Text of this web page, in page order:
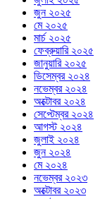
জুন ২০২৫
মে ২০২৫
মার্চ ২০২৫
ফেব্রুয়ারি ২০২৫
জানুয়ারি ২০২৫
ডিসেম্বর ২০২৪
নভেম্বর ২০২৪
অক্টোবর ২০২৪
সেপ্টেম্বর ২০২৪
আগস্ট ২০২৪
জুলাই ২০২৪
জুন ২০২৪
মে ২০২৪
নভেম্বর ২০২৩
অক্টোবর ২০২৩